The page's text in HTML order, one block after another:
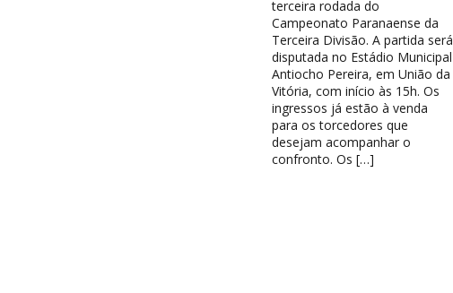
terceira rodada do
Campeonato Paranaense da
Terceira Divisão. A partida será
disputada no Estádio Municipal
Antiocho Pereira, em União da
Vitória, com início às 15h. Os
ingressos já estão à venda
para os torcedores que
desejam acompanhar o
confronto. Os […]